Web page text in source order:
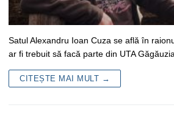
Satul Alexandru Ioan Cuza se află în
ar fi trebuit să facă parte din UTA
CITEȘTE MAI MULT →